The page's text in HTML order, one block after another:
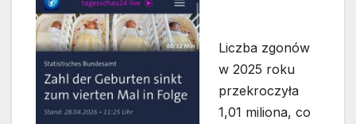
Liczba zgonów
w 2025 roku
przekroczyła
1,01 miliona, co